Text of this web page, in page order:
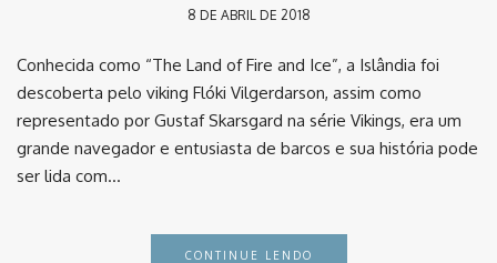
8 DE ABRIL DE 2018
Conhecida como “The Land of Fire and Ice”, a Islândia foi
descoberta pelo viking Flóki Vilgerdarson, assim como
representado por Gustaf Skarsgard na série Vikings, era um
grande navegador e entusiasta de barcos e sua história pode
ser lida com…
CONTINUE LENDO